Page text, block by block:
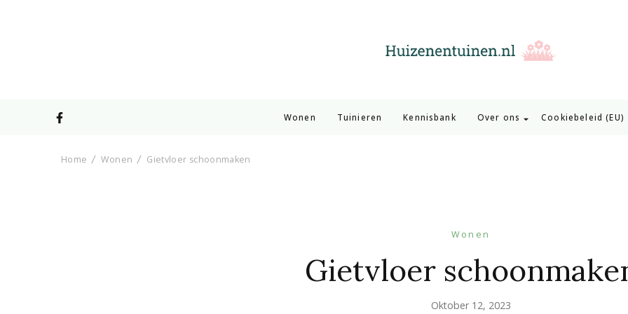
Wonen Tuinieren Kennisbank Over ons Cookiebeleid (EU)
Home Wonen Gietvloer schoonmaken
Wonen
Gietvloer
Oktober 12, 2023